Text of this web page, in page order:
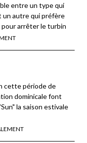
entre un type qui
un autre qui préfère
arrêter le turbin
cette période de
dominicale font
la saison estivale